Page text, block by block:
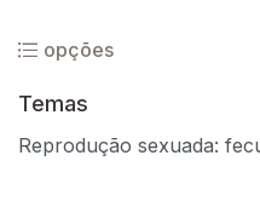
opções
Temas
Reprodução sexuada: